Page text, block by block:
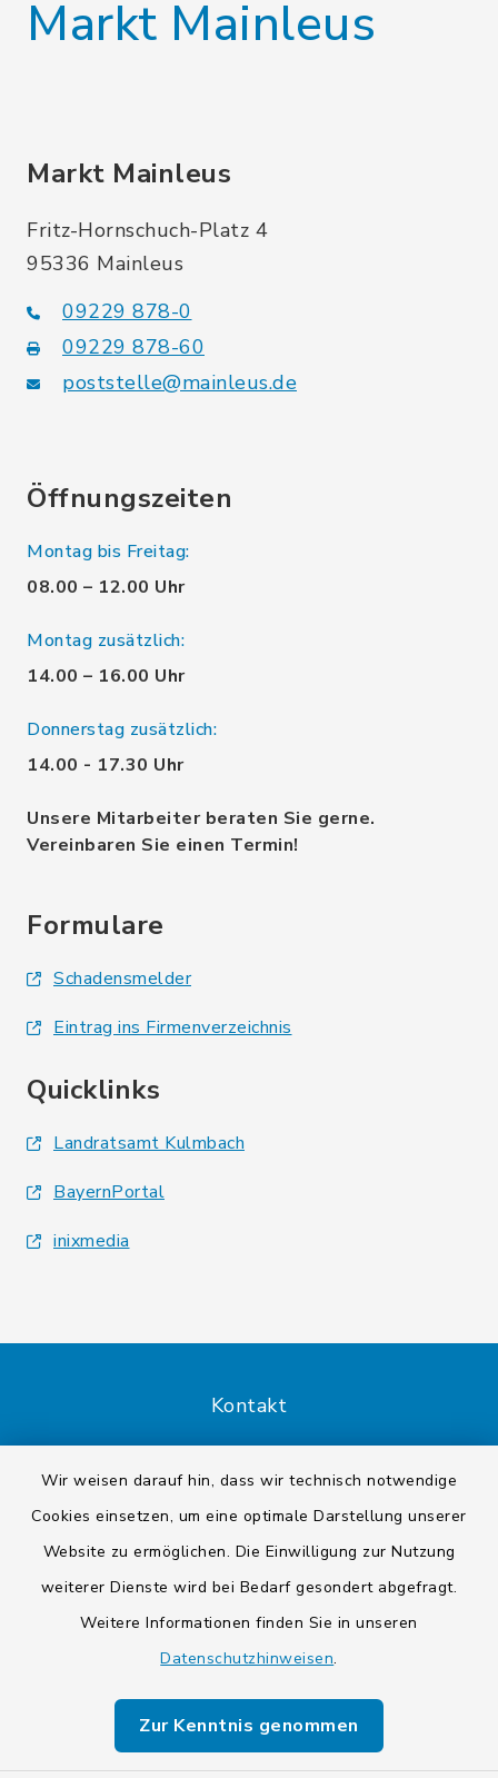
Wir weisen darauf hin, dass wir technisch notwendige
Cookies einsetzen, um eine optimale Darstellung unserer
Website zu ermöglichen. Die Einwilligung zur Nutzung
weiterer Dienste wird bei Bedarf gesondert abgefragt.
Weitere Informationen finden Sie in unseren
Datenschutzhinweisen.
Zur Kenntnis genommen
Markt Mainleus
Markt Mainleus
Fritz-Hornschuch-Platz 4
95336 Mainleus
09229 878-0
09229 878-60
poststelle@mainleus.de
Öffnungszeiten
Montag bis Freitag:
08.00 – 12.00 Uhr
Montag zusätzlich:
14.00 – 16.00 Uhr
Donnerstag zusätzlich:
14.00 - 17.30 Uhr
Unsere Mitarbeiter beraten Sie gerne.
Vereinbaren Sie einen Termin!
Formulare
Schadensmelder
Eintrag ins Firmenverzeichnis
Quicklinks
Landratsamt Kulmbach
BayernPortal
inixmedia
Kontakt
Datenschutz
Impressum
Sitemap
Cookie-Einstellungen